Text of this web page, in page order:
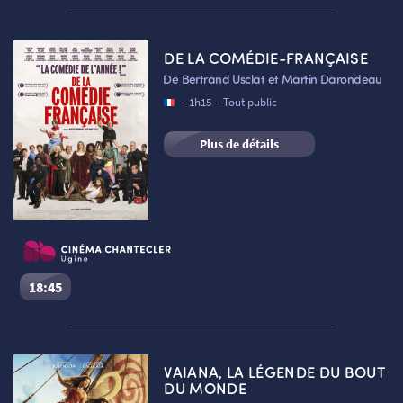
FILMS
RÉTRO VISION
ATELIERS PRATIQUES
VISITE DE CABINE
LES DISPOSITIFS NATIONAUX
HISTORIQUE
ADHÉRER
NOS SALLES
LE REX
Séance du06/08/2026 18:45 VF
Cinéma Le Chantecler – Ugine :Salle 2
Réserver une place
DE LA COMÉDIE-FRANÇAISE
De Bertrand Usclat et Martin Darondeau
- 1h15 - Tout public
Plus de détails
18:45
Séance du06/08/2026à 18:45 VF
Cinéma Le Chantecler – Ugine :Salle n°1
VAIANA, LA LÉGENDE DU BOUT
DU MONDE